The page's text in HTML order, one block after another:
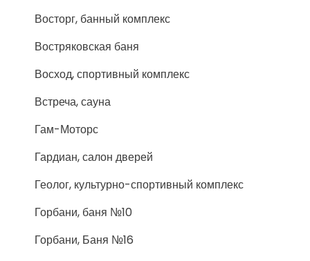
Восторг, банный комплекс
Востряковская баня
Восход, спортивный комплекс
Встреча, сауна
Гам-Моторс
Гардиан, салон дверей
Геолог, культурно-спортивный комплекс
Горбани, баня №10
Горбани, Баня №16